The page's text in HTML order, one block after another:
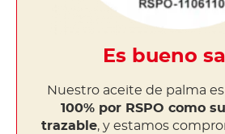
Es bueno
Nuestro aceite de palma es
100% por RSPO como
trazable, y estamos